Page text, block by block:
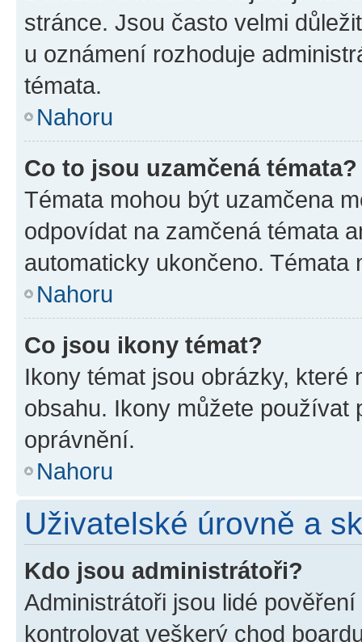
stránce. Jsou často velmi
u oznámení rozhoduje
témata.
Nahoru
Co to jsou uzamčená témata?
Témata mohou být uzamčena
odpovídat na zamčená témata
automaticky ukončeno.
Nahoru
Co jsou ikony témat?
Ikony témat jsou obrázky,
obsahu. Ikony můžete používat
oprávnění.
Nahoru
Uživatelské úrovně a
Kdo jsou administrátoři?
Administrátoři jsou lidé
kontrolovat veškerý chod